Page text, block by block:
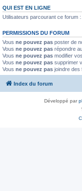
QUI EST EN LIGNE
Utilisateurs parcourant ce forum
PERMISSIONS DU FORUM
Vous ne pouvez pas poster de
Vous ne pouvez pas répondre
Vous ne pouvez pas modifier
Vous ne pouvez pas supprimer
Vous ne pouvez pas joindre des
Index du forum
Développé par